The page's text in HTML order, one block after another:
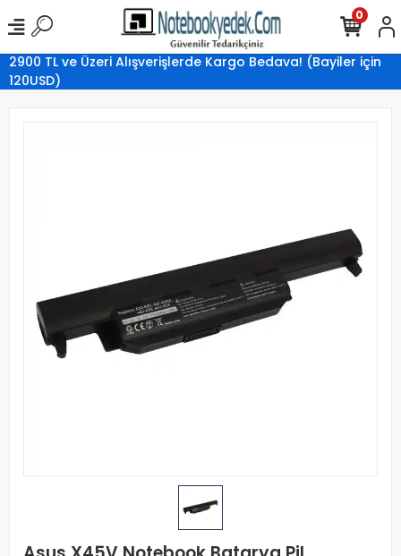
2900 TL ve Üzeri Alışverişlerde Kargo Bedava! (Bayiler için
120USD)
0